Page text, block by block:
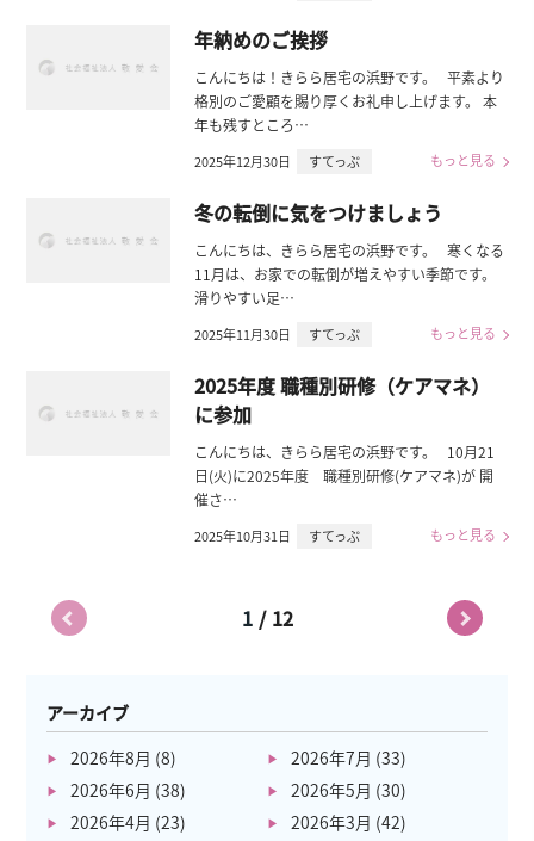
年納めのご挨拶
こんにちは！きらら居宅の浜野です。 平素より
格別のご愛顧を賜り厚くお礼申し上げます。 本
年も残すところ…
2025年12月30日 すてっぷ もっと見る
冬の転倒に気をつけましょう
こんにちは、きらら居宅の浜野です。 寒くなる
11月は、お家での転倒が増えやすい季節です。
滑りやすい足…
2025年11月30日 すてっぷ もっと見る
2025年度 職種別研修（ケアマネ）
に参加
こんにちは、きらら居宅の浜野です。 10月21
日(火)に2025年度 職種別研修(ケアマネ)が 開
催さ…
2025年10月31日 すてっぷ もっと見る
1 / 12
アーカイブ
2026年8月 (8) 2026年7月 (33)
2026年6月 (38) 2026年5月 (30)
2026年4月 (23) 2026年3月 (42)